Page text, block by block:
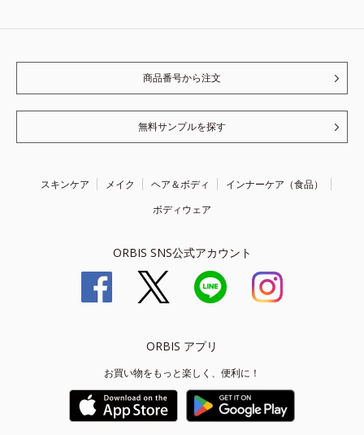
商品番号から注文
無料サンプルを探す
スキンケア メイク ヘア＆ボディ
インナーケア（食品）
ボディウェア
ORBIS SNS公式アカウント
ORBIS アプリ
お買い物をもっと楽しく、便利に！